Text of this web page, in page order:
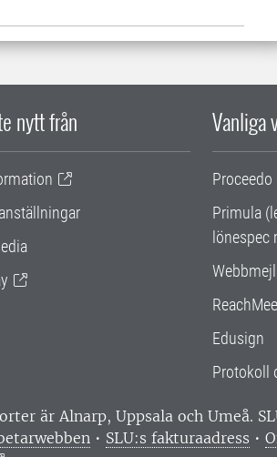
nytt från Vanliga
Primula
lönespec
Webbmejl
ReachMee
Edusign
Protokoll
är Alnarp, Uppsala och Umeå.
• SLU:s fakturaadress •